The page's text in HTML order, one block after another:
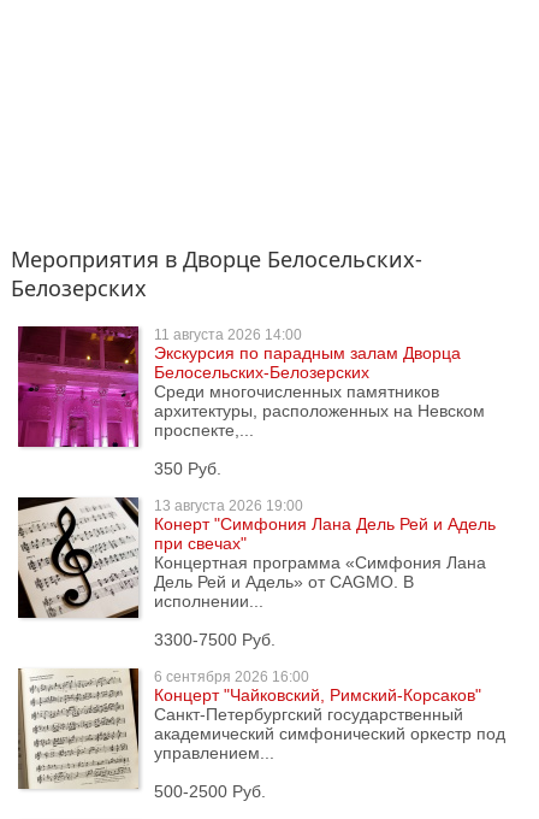
Мероприятия в Дворце Белосельских-
Белозерских
11 августа 2026 14:00
Экскурсия по парадным залам Дворца
Белосельских-Белозерских
Среди многочисленных памятников
архитектуры, расположенных на Невском
проспекте,...
350 Руб.
13 августа 2026 19:00
Конерт "Симфония Лана Дель Рей и Адель
при свечах"
Концертная программа «Симфония Лана
Дель Рей и Адель» от CAGMO. В
исполнении...
3300-7500 Руб.
6 сентября 2026 16:00
Концерт "Чайковский, Римский-Корсаков"
Санкт-Петербургский государственный
академический симфонический оркестр под
управлением...
500-2500 Руб.